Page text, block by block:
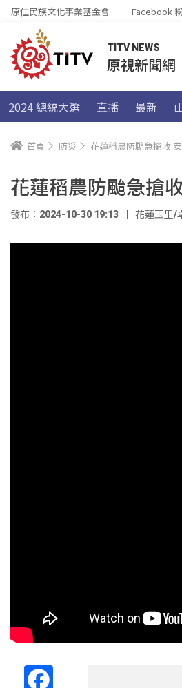
原住民族文化事業基金會 Facebook
TITV NEWS
原視新聞網
2024 總統大選 直播 最新
首頁 防災 花蓮稻農防颱急搶收
花蓮稻農防颱急搶
發布：2024-10-30 19:13 花蓮玉里/